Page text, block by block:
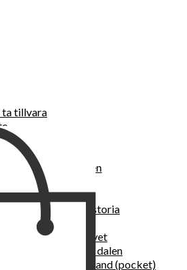
ta tillvara
som lekte med elden
vi begär plats”
avgrunden
: en kulturhistoria
fastebok
skin : ung hud hela livet
pensionatet i gröna dalen
land (pocket)